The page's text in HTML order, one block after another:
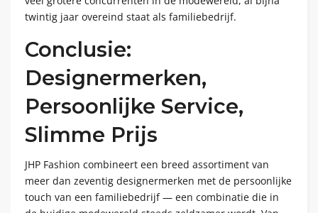
twintig jaar overeind staat als familiebedrijf.
Conclusie:
Designermerken,
Persoonlijke Service,
Slimme Prijs
JHP Fashion combineert een breed assortiment van
meer dan zeventig designermerken met de persoonlijke
touch van een familiebedrijf — een combinatie die in